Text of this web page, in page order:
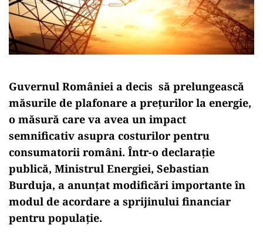
Guvernul României a decis să prelungească
măsurile de plafonare a prețurilor la energie,
o măsură care va avea un impact
semnificativ asupra costurilor pentru
consumatorii români. Într-o declarație
publică, Ministrul Energiei, Sebastian
Burduja, a anunțat modificări importante în
modul de acordare a sprijinului financiar
pentru populație.